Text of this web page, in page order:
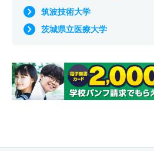
筑波技術大学
茨城県立医療大学